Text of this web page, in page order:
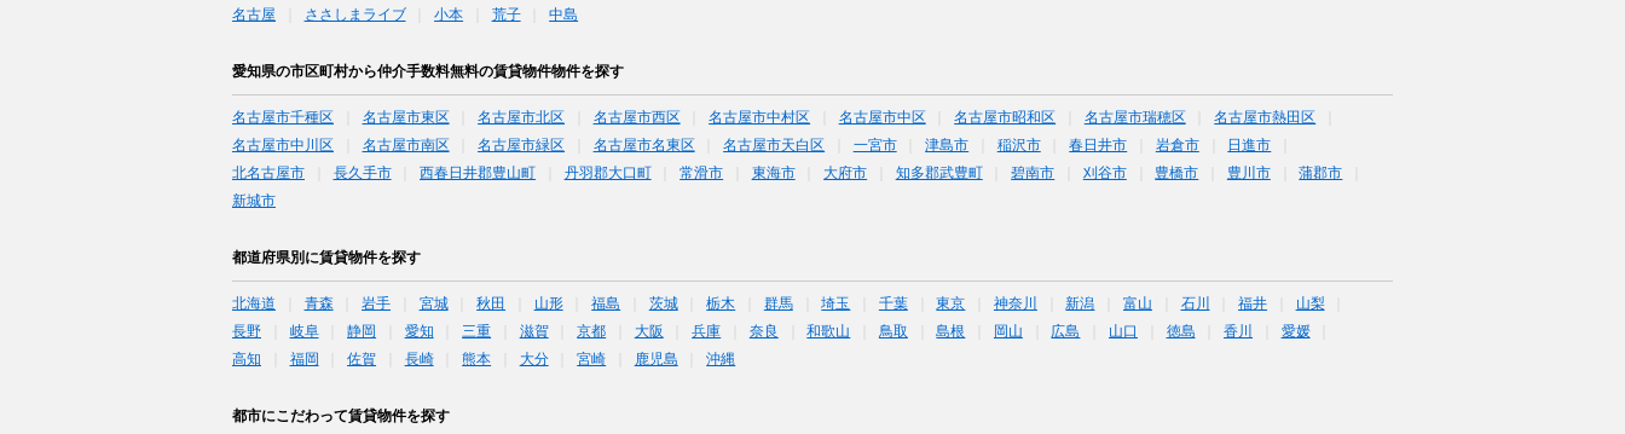
名古屋 ささしまライブ 小本 荒子 中島
愛知県の市区町村から仲介手数料無料の賃貸物件物件を探す
名古屋市千種区 名古屋市東区 名古屋市北区 名古屋市西区 名古屋市中村区 名古屋市中区 名古屋市昭和区 名古屋市瑞穂区
名古屋市熱田区
名古屋市中川区
名古屋市南区 名古屋市緑区 名古屋市名東区 名古屋市天白区 一宮市 津島市 稲沢市 春日井市 岩倉市
日進市
北名古屋市
長久手市 西春日井郡豊山町 丹羽郡大口町 常滑市 東海市 大府市 知多郡武豊町 碧南市 刈谷市 豊橋市 豊川市
蒲郡市
新城市
都道府県別に賃貸物件を探す
北海道 青森 岩手 宮城 秋田 山形 福島 茨城 栃木 群馬 埼玉 千葉 東京 神奈川 新潟 富山 石川 福井
山梨
長野
岐阜 静岡 愛知 三重 滋賀 京都 大阪 兵庫 奈良 和歌山 鳥取 島根 岡山 広島 山口 徳島 香川
愛媛
高知
福岡 佐賀 長崎 熊本 大分 宮崎 鹿児島 沖縄
都市にこだわって賃貸物件を探す